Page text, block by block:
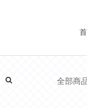
全部商